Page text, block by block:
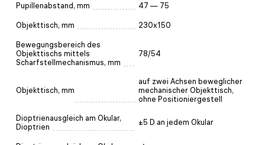
Pupillenabstand, mm 47 — 75
Objekttisch, mm 230x150
Bewegungsbereich des
Objekttischs mittels
Scharfstellmechanismus, mm
78/54
Objekttisch, mm
auf zwei Achsen beweglicher
mechanischer Objekttisch,
ohne Positioniergestell
Dioptrienausgleich am Okular,
Dioptrien
±5 D an jedem Okular